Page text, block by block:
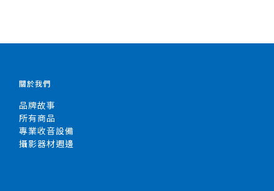
關於我們
品牌故事
所有商品
專業收音設備
攝影器材週邊